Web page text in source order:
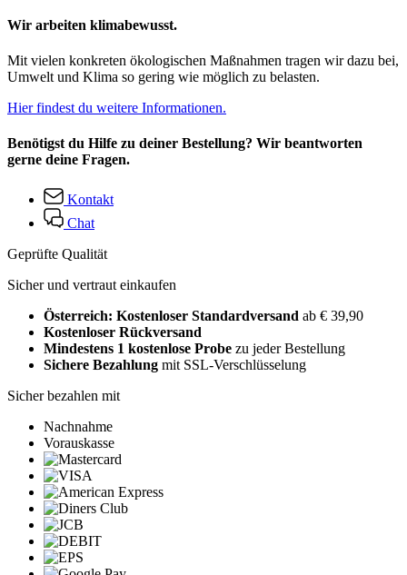
Wir arbeiten klimabewusst.
Mit vielen konkreten ökologischen Maßnahmen tragen wir dazu bei,
Umwelt und Klima so gering wie möglich zu belasten.
Hier findest du weitere Informationen.
Benötigst du Hilfe zu deiner Bestellung? Wir beantworten
gerne deine Fragen.
Kontakt
Chat
Geprüfte Qualität
Sicher und vertraut einkaufen
Österreich: Kostenloser Standardversand ab € 39,90
Kostenloser Rückversand
Mindestens 1 kostenlose Probe zu jeder Bestellung
Sichere Bezahlung mit SSL-Verschlüsselung
Sicher bezahlen mit
Nachnahme
Vorauskasse